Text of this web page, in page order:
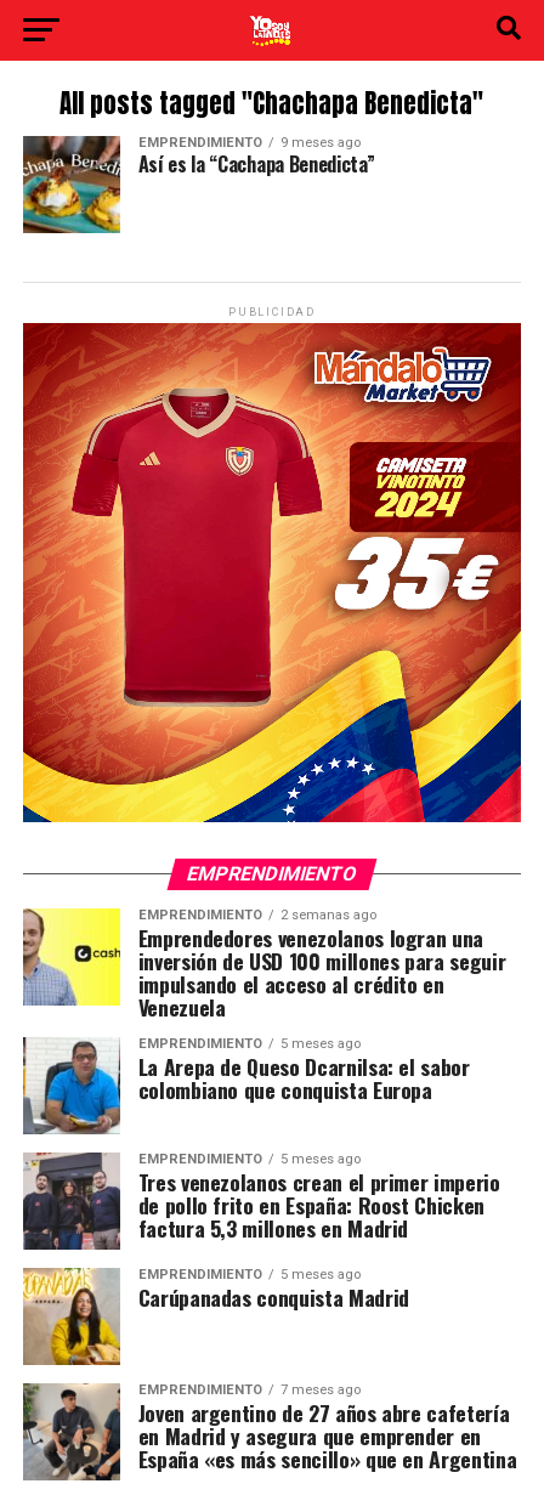
All posts tagged "Chachapa Benedicta"
EMPRENDIMIENTO 9 meses ago
Así es la “Cachapa Benedicta”
PUBLICIDAD
EMPRENDIMIENTO
EMPRENDIMIENTO 2 semanas ago
Emprendedores venezolanos logran una
inversión de USD 100 millones para seguir
impulsando el acceso al crédito en
Venezuela
EMPRENDIMIENTO 5 meses ago
La Arepa de Queso Dcarnilsa: el sabor
colombiano que conquista Europa
EMPRENDIMIENTO 5 meses ago
Tres venezolanos crean el primer imperio
de pollo frito en España: Roost Chicken
factura 5,3 millones en Madrid
EMPRENDIMIENTO 5 meses ago
Carúpanadas conquista Madrid
EMPRENDIMIENTO 7 meses ago
Joven argentino de 27 años abre cafetería
en Madrid y asegura que emprender en
España «es más sencillo» que en Argentina